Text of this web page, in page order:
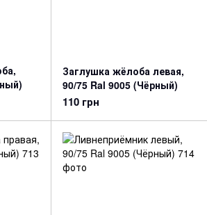
Заглушка жёлоба левая,
90/75 Ral 9005 (Чёрный)
110 грн